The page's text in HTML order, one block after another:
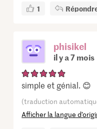
1
phisikel
il y a 7 mois
simple et génial. 😊
(traduction
Afficher la langue